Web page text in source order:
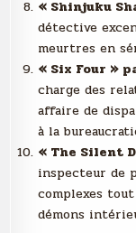
« Shinjuku
détective
meurtres en
« Six Four »
charge des
affaire de
à la
« The Silent
inspecteur de
complexes
démons